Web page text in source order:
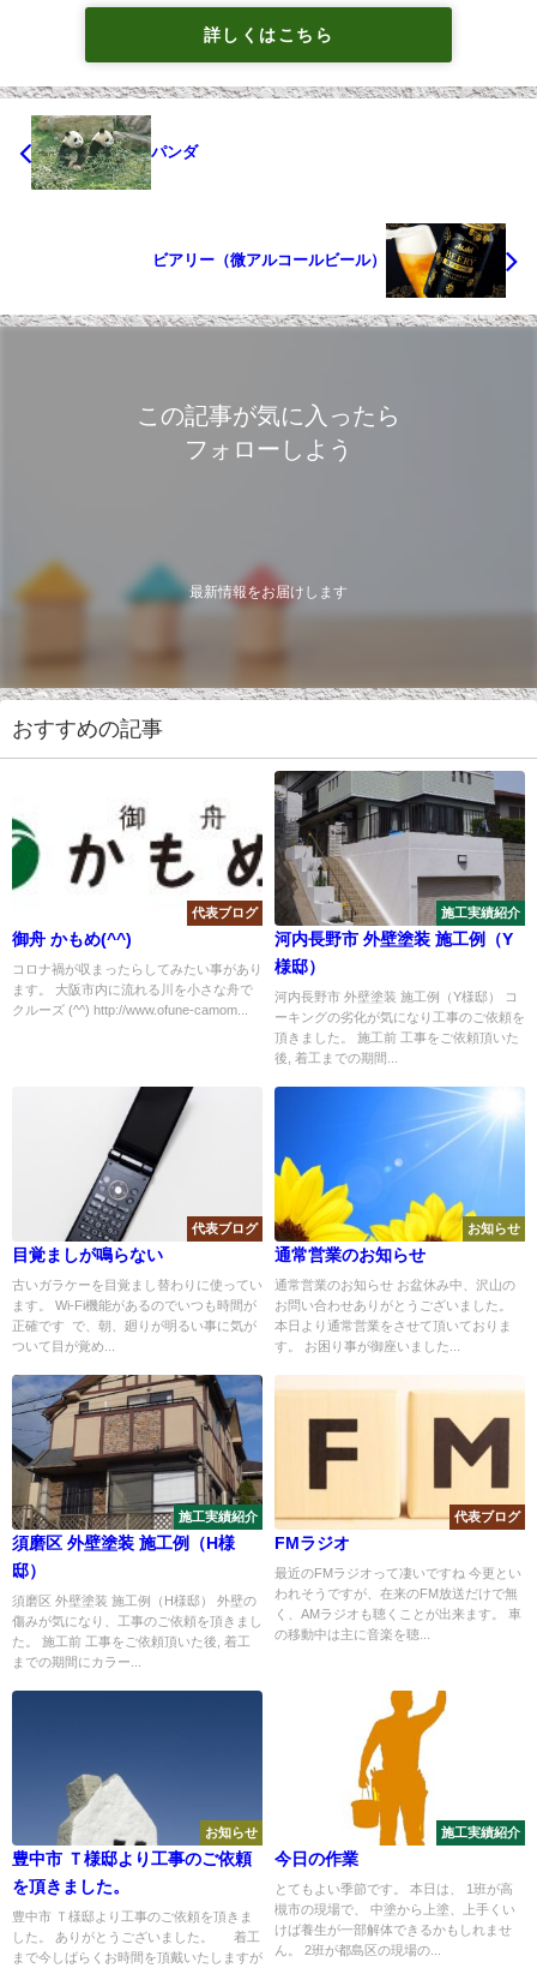
詳しくはこちら
パンダ
ビアリー（微アルコールビール）
この記事が気に入ったら
フォローしよう
最新情報をお届けします
おすすめの記事
代表ブログ
御舟 かもめ(^^)
コロナ禍が収まったらしてみたい事があり
ます。 大阪市内に流れる川を小さな舟で
クルーズ (^^) http://www.ofune-camom...
施工実績紹介
河内長野市 外壁塗装 施工例（Y
様邸）
河内長野市 外壁塗装 施工例（Y様邸） コ
ーキングの劣化が気になり工事のご依頼を
頂きました。 施工前 工事をご依頼頂いた
後, 着工までの期間...
代表ブログ
目覚ましが鳴らない
古いガラケーを目覚まし替わりに使ってい
ます。 Wi-Fi機能があるのでいつも時間が
正確です で、朝、廻りが明るい事に気が
ついて目が覚め...
お知らせ
通常営業のお知らせ
通常営業のお知らせ お盆休み中、沢山の
お問い合わせありがとうございました。
本日より通常営業をさせて頂いておりま
す。 お困り事が御座いました...
施工実績紹介
須磨区 外壁塗装 施工例（H様
邸）
須磨区 外壁塗装 施工例（H様邸） 外壁の
傷みが気になり、工事のご依頼を頂きまし
た。 施工前 工事をご依頼頂いた後, 着工
までの期間にカラー...
代表ブログ
FMラジオ
最近のFMラジオって凄いですね 今更とい
われそうですが、在来のFM放送だけで無
く、AMラジオも聴くことが出来ます。 車
の移動中は主に音楽を聴...
お知らせ
豊中市 Ｔ様邸より工事のご依頼
を頂きました。
豊中市 Ｔ様邸より工事のご依頼を頂きま
した。 ありがとうございました。 着工
まで今しばらくお時間を頂戴いたしますが
施工実績紹介
今日の作業
とてもよい季節です。 本日は、 1班が高
槻市の現場で、 中塗から上塗、上手くい
けば養生が一部解体できるかもしれませ
ん。 2班が都島区の現場の...